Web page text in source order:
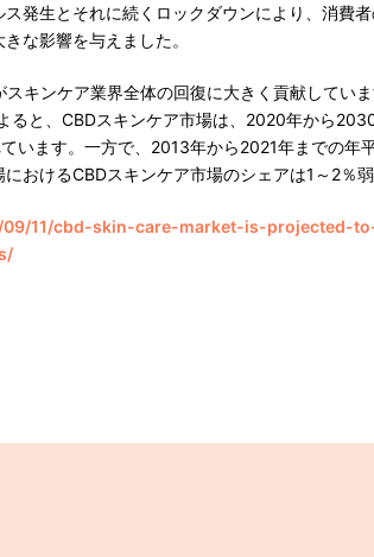
発生とそれに続くロックダウンにより、消費
な影響を与えました。
スキンケア業界全体の回復に大きく貢献してい
ると、CBDスキンケア市場は、2020年から
います。一方で、2013年から2021年までの年
おけるCBDスキンケア市場のシェアは1～2％弱
11/cbd-skin-care-market-is-projected-